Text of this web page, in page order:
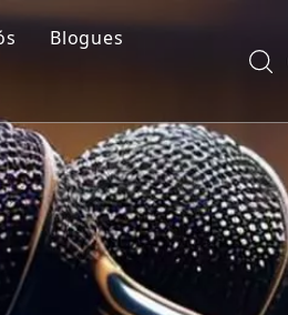
plástico
frequentes
Blogues
Casos
Vídeos